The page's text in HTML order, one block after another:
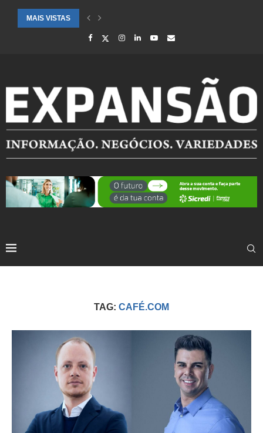
MAIS VISTAS
CIDADES ATENDIDAS PELO SEBRAE RS SÃO DESTAQUE EM
TAG: CAFÉ.COM